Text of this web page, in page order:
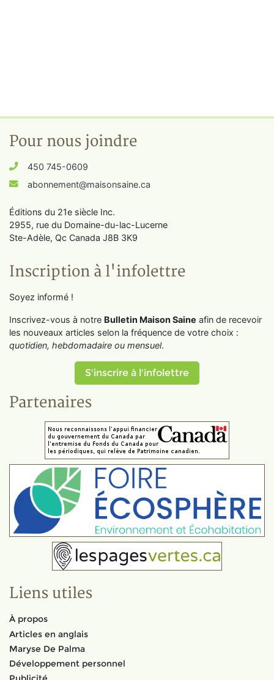
Pour nous joindre
450 745-0609
abonnement@maisonsaine.ca
Éditions du 21e siècle Inc.
2955, rue du Domaine-du-lac-Lucerne
Ste-Adèle, Qc Canada J8B 3K9
Inscription à l'infolettre
Soyez informé !
Inscrivez-vous à notre Bulletin Maison Saine afin de recevoir
les nouveaux articles selon la fréquence de votre choix :
quotidien, hebdomadaire ou mensuel.
S'inscrire à l'infolettre
Partenaires
Liens utiles
À propos
Articles en anglais
Maryse De Palma
Développement personnel